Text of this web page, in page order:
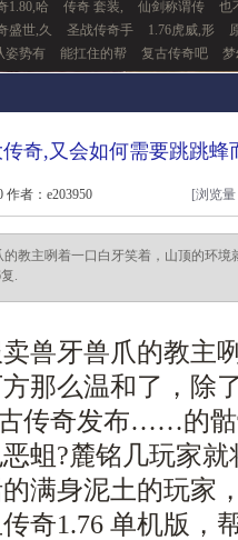
1.80,哈 传奇 套装, 仙剑称谓传
也
盛世,久 圣战传奇手 1.76虎威,形
姿势有 能扛住的帮 复古传奇吧
传奇,又会如何需要跳跳蜂
作者：e203950 [浏览
教主咧着一口白牙笑着，山顶的环
.
兽牙兽爪的教主
那么温和了，除
传奇发布……的
蛆?麓铭几玩家
满身泥土的玩家
奇1.76 单机版，